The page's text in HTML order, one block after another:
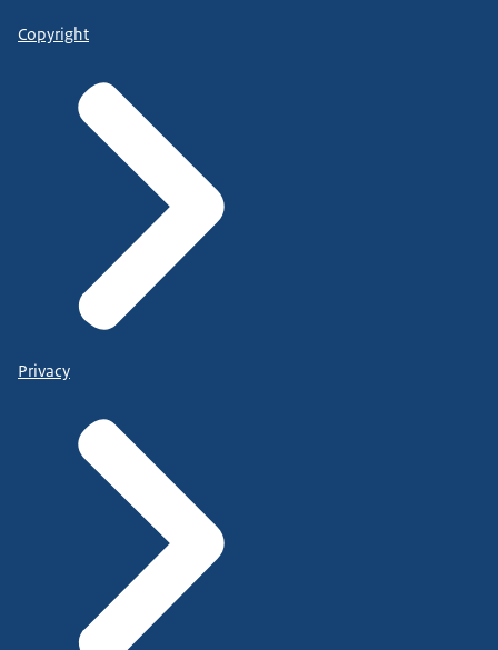
Copyright
Privacy